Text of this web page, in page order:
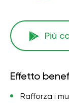
Più
Effetto
Rafforza i